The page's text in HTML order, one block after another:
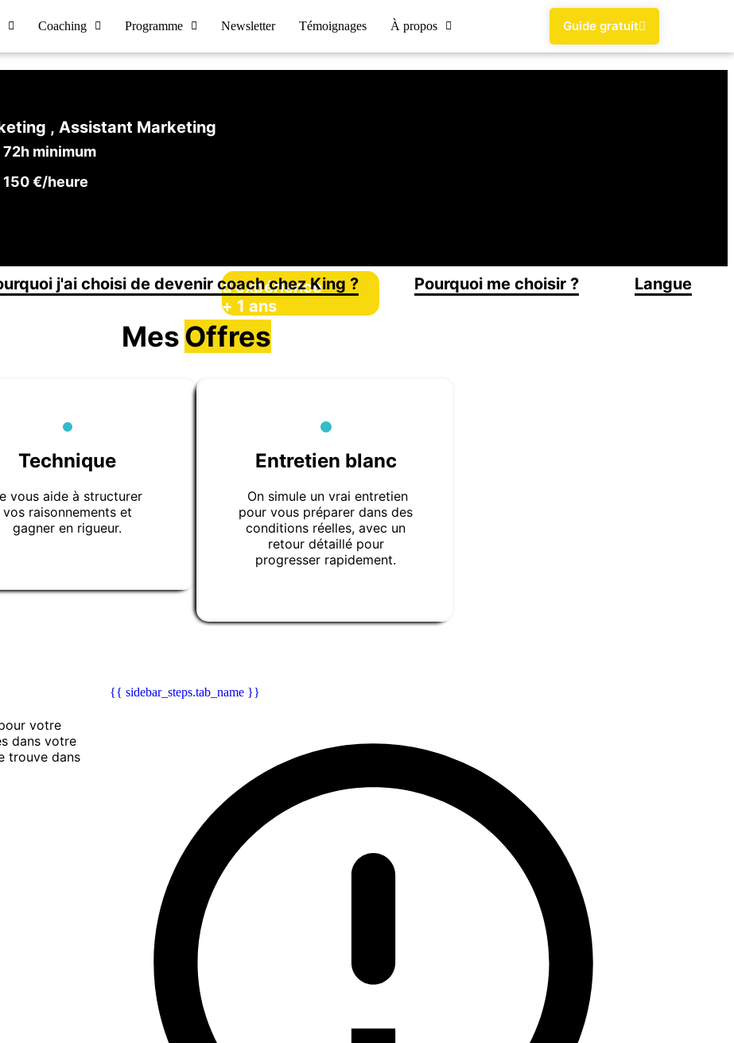
Coaching Programme Newsletter Témoignages À propos Guide gratuit
, Assistant Marketing
72h minimum
150 €/heure
d’expérience
+ 1 ans
j'ai choisi de devenir coach chez King ? Pourquoi me choisir ? Langue
MesOffres
Technique
vous aide à structurer
vos raisonnements et
gagner en rigueur.
Entretien blanc
On simule un vrai entretien
pour vous préparer dans des
conditions réelles, avec un
retour détaillé pour
progresser rapidement.
votre
dans votre
trouve dans
{{ sidebar_steps.tab_name }}